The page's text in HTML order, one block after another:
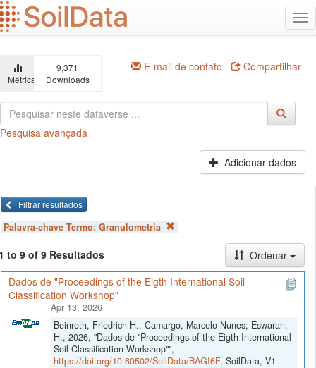
Ir
para
o
principal
Métricas
9,371
Downloads
E-mail de contato Compartilhar
Pesquisa avançada
Adicionar dados
Filtrar resultados
Palavra-chave Termo: Granulometria
to 9 of 9 Resultados
Ordenar
Dados de "Proceedings of the Eigth International Soil
Classification Workshop"
Apr 13, 2026
Beinroth, Friedrich H.; Camargo, Marcelo Nunes; Eswaran,
H., 2026, "Dados de "Proceedings of the Eigth International
Soil Classification Workshop"",
https://doi.org/10.60502/SoilData/BAGI6F, SoilData, V1